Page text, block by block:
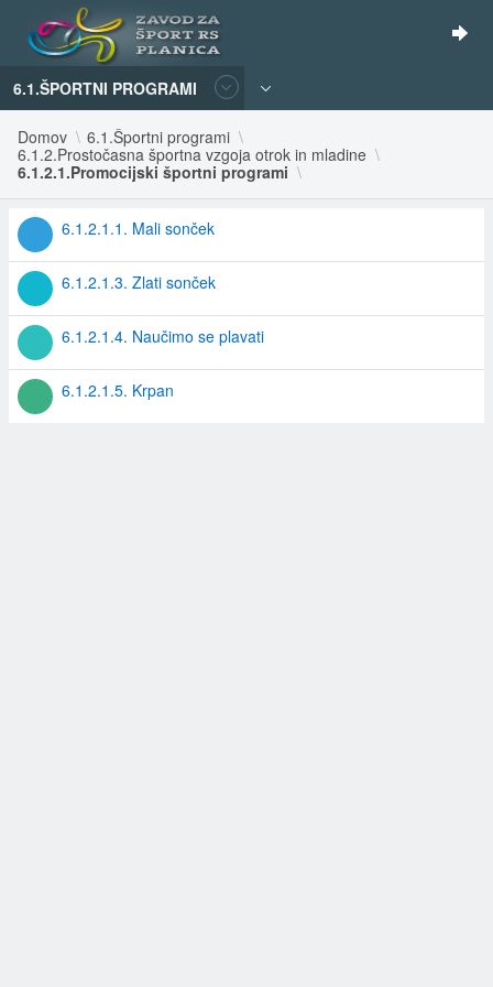
6.1.ŠPORTNI PROGRAMI
Domov
6.1.Športni programi
6.1.2.Prostočasna športna vzgoja otrok in mladine
6.1.2.1.Promocijski športni programi
6.1.2.1.1. Mali sonček
6.1.2.1.3. Zlati sonček
6.1.2.1.4. Naučimo se plavati
6.1.2.1.5. Krpan